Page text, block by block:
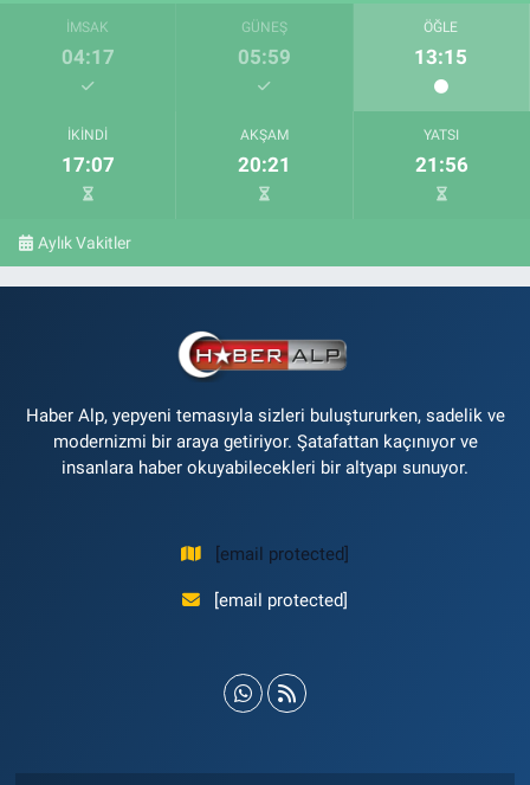
İMSAK
04:17
GÜNEŞ
05:59
ÖĞLE
13:15
İKINDI
17:07
AKŞAM
20:21
YATSI
21:56
Aylık Vakitler
Haber Alp, yepyeni temasıyla sizleri buluştururken, sadelik ve
modernizmi bir araya getiriyor. Şatafattan kaçınıyor ve
insanlara haber okuyabilecekleri bir altyapı sunuyor.
[email protected]
[email protected]